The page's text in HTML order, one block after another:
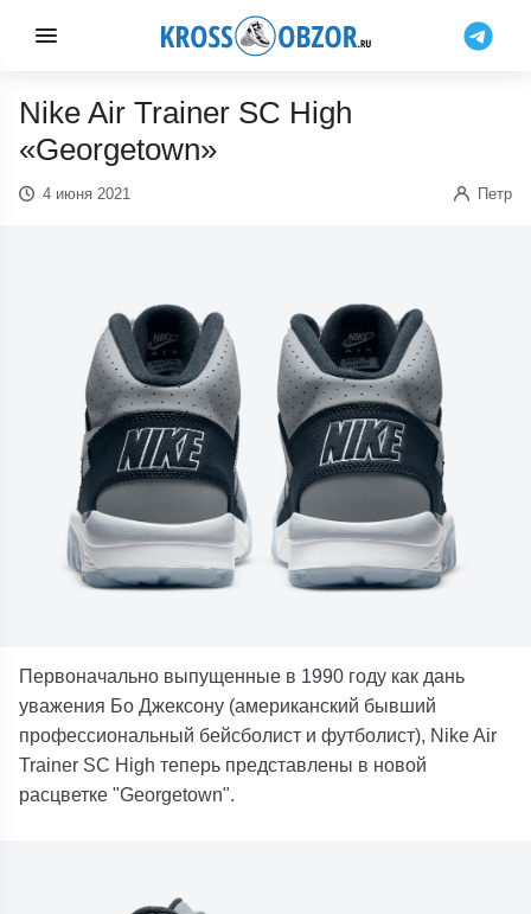
Nike Air Trainer SC High
«Georgetown»
4 июня 2021 Петр
Первоначально выпущенные в 1990 году как дань
уважения Бо Джексону (американский бывший
профессиональный бейсболист и футболист), Nike Air
Trainer SC High теперь представлены в новой
расцветке "Georgetown".